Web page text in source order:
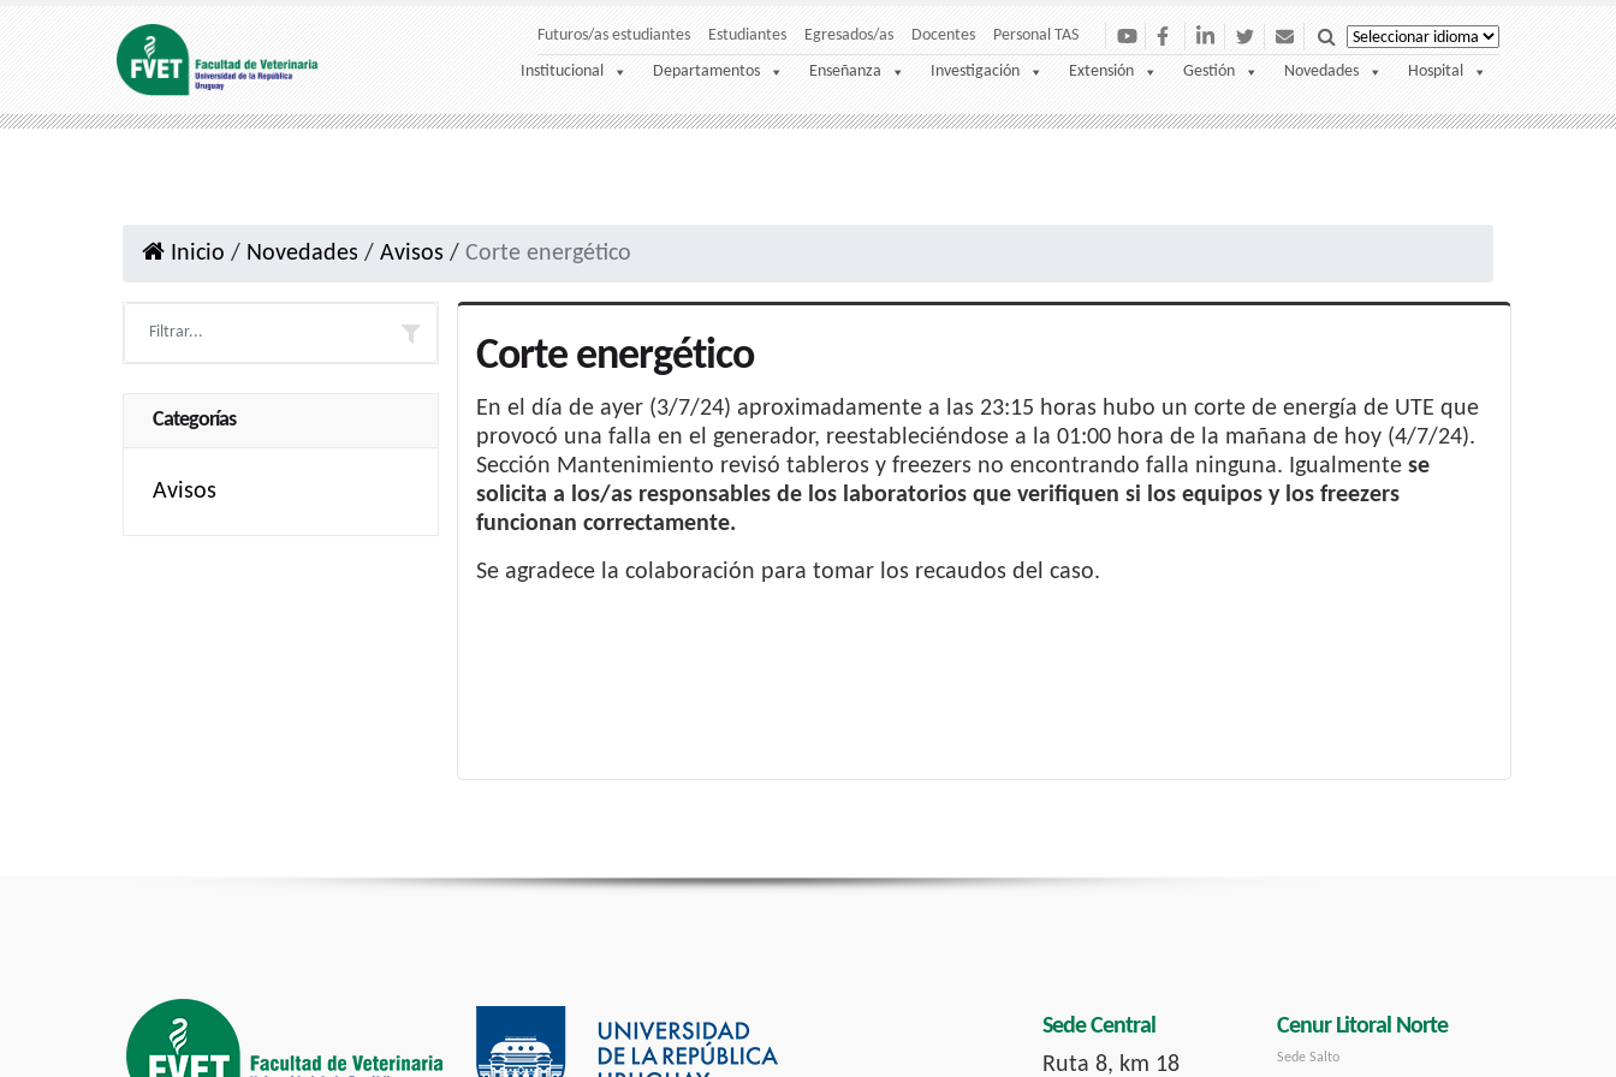
Futuros/as estudiantes Estudiantes Egresados/as Docentes Personal TAS
Institucional Departamentos Enseñanza Investigación Extensión Gestión Novedades Hospital
Inicio / Novedades / Avisos / Corte energético
Categorías
Avisos
Corte energético
En el día de ayer (3/7/24) aproximadamente a las 23:15 horas hubo un corte de energía de UTE que
provocó una falla en el generador, reestableciéndose a la 01:00 hora de la mañana de hoy (4/7/24).
Sección Mantenimiento revisó tableros y freezers no encontrando falla ninguna. Igualmente se
solicita a los/as responsables de los laboratorios que verifiquen si los equipos y los freezers
funcionan correctamente.
Se agradece la colaboración para tomar los recaudos del caso.
Sede Central
Ruta 8, km 18
Cenur Litoral Norte
Sede Salto